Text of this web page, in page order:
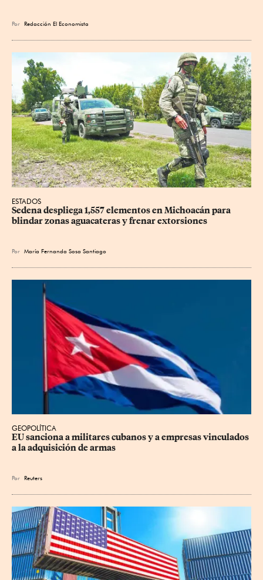
Por Redacción El Economista
ESTADOS
Sedena despliega 1,557 elementos en Michoacán para
blindar zonas aguacateras y frenar extorsiones
Por María Fernanda Sosa Santiago
GEOPOLÍTICA
EU sanciona a militares cubanos y a empresas vinculados
a la adquisición de armas
Por Reuters